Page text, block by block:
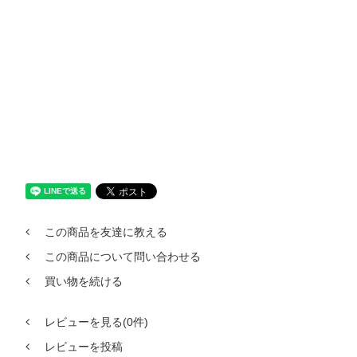
この商品を友達に教える
この商品について問い合わせる
買い物を続ける
レビューを見る(0件)
レビューを投稿